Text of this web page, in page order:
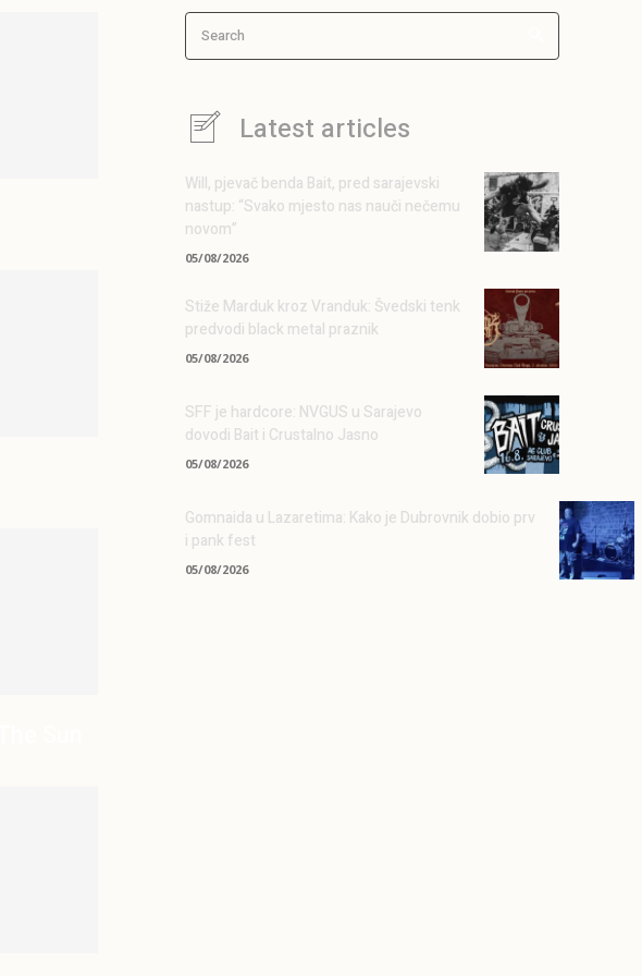
Search
Latest articles
Will, pjevač benda Bait, pred sarajevski
nastup: “Svako mjesto nas nauči nečemu
novom”
05/08/2026
Stiže Marduk kroz Vranduk: Švedski tenk
predvodi black metal praznik
05/08/2026
SFF je hardcore: NVGUS u Sarajevo
dovodi Bait i Crustalno Jasno
05/08/2026
Gomnaida u Lazaretima: Kako je Dubrovnik dobio prv
i pank fest
05/08/2026